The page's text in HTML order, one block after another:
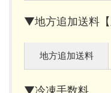
▼地方追加送料【
地方追加送料
▼冷凍手数料